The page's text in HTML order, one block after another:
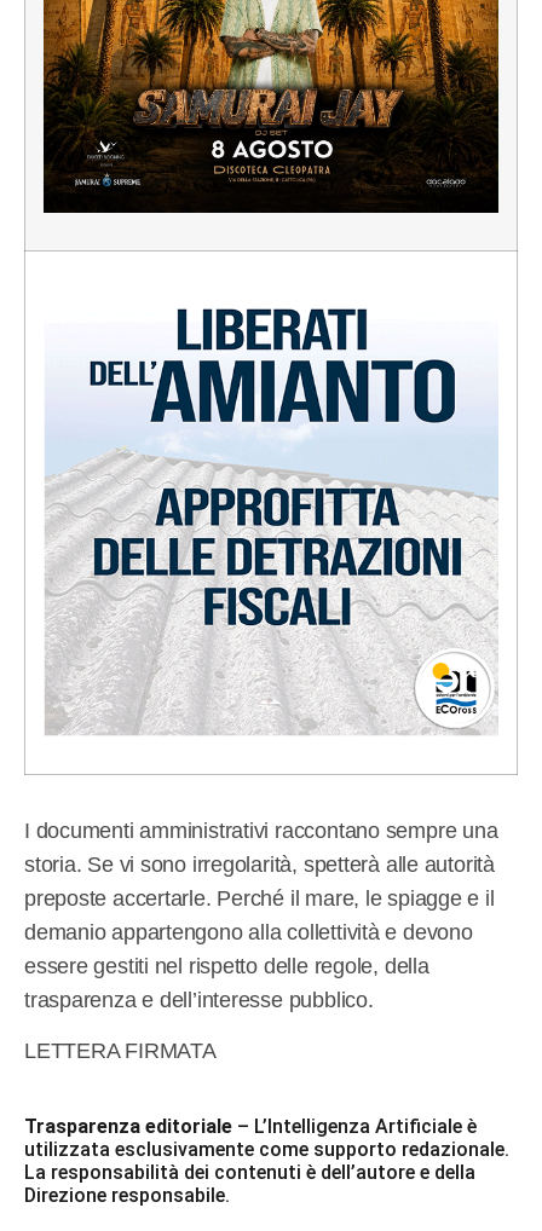
I documenti amministrativi raccontano sempre una
storia. Se vi sono irregolarità, spetterà alle autorità
preposte accertarle. Perché il mare, le spiagge e il
demanio appartengono alla collettività e devono
essere gestiti nel rispetto delle regole, della
trasparenza e dell’interesse pubblico.
LETTERA FIRMATA
Trasparenza editoriale – L’Intelligenza Artificiale è
utilizzata esclusivamente come supporto redazionale.
La responsabilità dei contenuti è dell’autore e della
Direzione responsabile.